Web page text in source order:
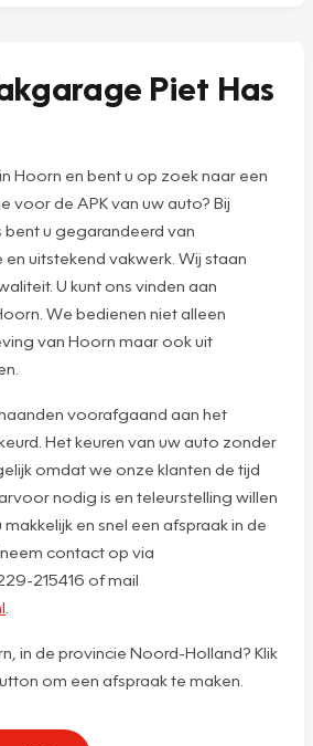
Piet Has
Hoorn en bent u op zoek naar een
voor de APK van uw auto? Bij
bent u gegarandeerd van
uitstekend vakwerk. Wij staan
U kunt ons vinden aan
We bedienen niet alleen
van Hoorn maar ook uit
voorafgaand aan het
Het keuren van uw auto zonder
omdat we onze klanten de tijd
nodig is en teleurstelling willen
en snel een afspraak in de
contact op via
215416 of mail
in de provincie Noord-Holland? Klik
om een afspraak te maken.